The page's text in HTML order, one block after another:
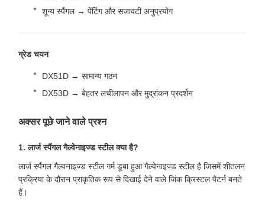
शून्य स्पैंगल → पेंटिंग और सजावटी अनुप्रयोग
ग्रेड चयन
DX51D → सामान्य गठन
DX53D → बेहतर लचीलापन और मुद्रांकन प्रदर्शन
अक्सर पूछे जाने वाले प्रश्न
1. लार्ज स्पैंगल गैल्वेनाइज्ड स्टील क्या है?
लार्ज स्पैंगल गैल्वनाइज्ड स्टील गर्म डूबा हुआ गैल्वेनाइज्ड स्टील है जिसमें शीतलन
प्रक्रिया के दौरान प्राकृतिक रूप से दिखाई देने वाले जिंक क्रिस्टल पैटर्न बनते
हैं।